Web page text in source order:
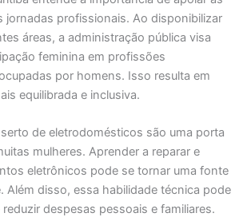
jornadas profissionais. Ao disponibilizar
áreas, a administração pública visa
feminina em profissões
por homens. Isso resulta em
equilibrada e inclusiva.
de eletrodomésticos são uma porta
mulheres. Aprender a reparar e
eletrônicos pode se tornar uma fonte
Além disso, essa habilidade técnica pode
despesas pessoais e familiares.